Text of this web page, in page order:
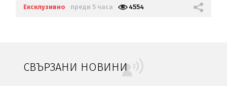
Ексклузивно преди 5 часа 4554
СВЪРЗАНИ НОВИНИ